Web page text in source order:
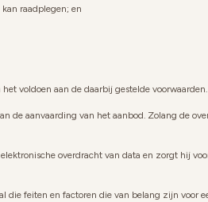
raadplegen; en
voldoen aan de daarbij gestelde voorwaarden.
de aanvaarding van het aanbod. Zolang de
overdracht van data en zorgt hij
feiten en factoren die van belang zijn voor